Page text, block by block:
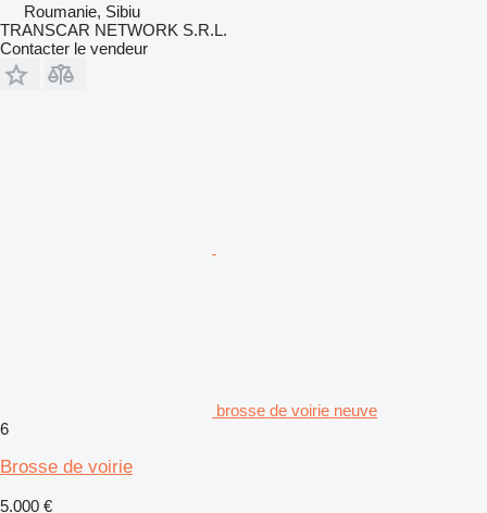
Roumanie, Sibiu
TRANSCAR NETWORK S.R.L.
Contacter le vendeur
brosse de voirie neuve
6
Brosse de voirie
5.000 €